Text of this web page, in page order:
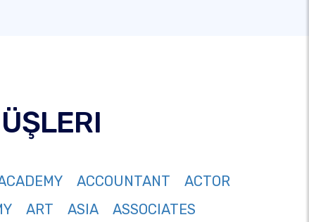
ACCOUNTANT
ACTOR
ART ASIA ASSOCIATES